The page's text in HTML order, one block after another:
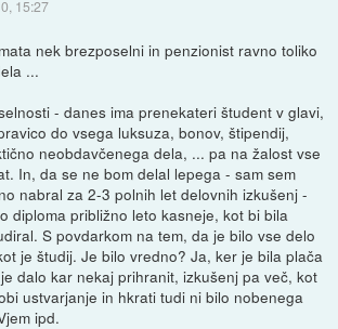
15:27
nek brezposelni in penzionist ravno toliko
...
- danes ima prenekateri študent v glavi,
do vsega luksuza, bonov, štipendij,
neobdavčenega dela, ... pa na žalost vse
In, da se ne bom delal lepega - sam sem
nabral za 2-3 polnih let delovnih izkušenj -
diploma približno leto kasneje, kot bi bila
S povdarkom na tem, da je bilo vse delo
je študij. Je bilo vredno? Ja, ker je bila plača
dalo kar nekaj prihranit, izkušenj pa več, kot
ustvarjanje in hkrati tudi ni bilo nobenega
ipd.